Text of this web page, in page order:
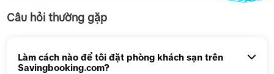
Tour 5N4Đ Hà Nội – Bali – Hà Nội
Câu hỏi thường gặp
Làm cách nào để tôi đặt phòng khách sạn trên
Savingbooking.com?